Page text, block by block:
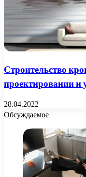
Строительство
проектировании и
28.04.2022
Обсуждаемое